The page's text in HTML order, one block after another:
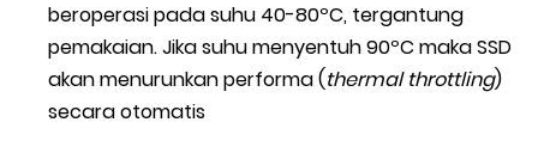
beroperasi pada suhu 40-80ºC, tergantung
pemakaian. Jika suhu menyentuh 90ºC maka SSD
akan menurunkan performa (thermal throttling)
secara otomatis